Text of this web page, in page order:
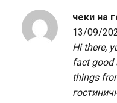
чеки на
13/09/
Hi there,
fact good
things